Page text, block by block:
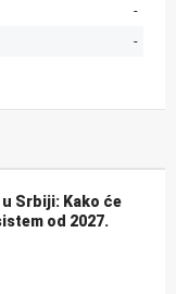
-
-
Srbiji: Kako će
od 2027.